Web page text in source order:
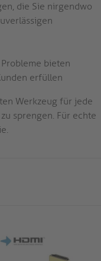
die Sie nirgendwo
bieten
erfüllen
Werkzeug für jede
sprengen. Für echte